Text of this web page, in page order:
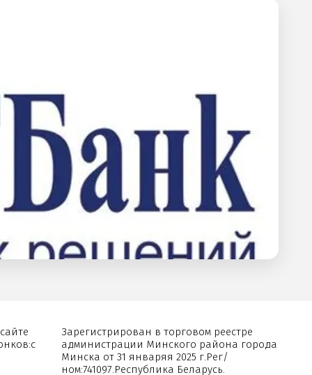
Зарегистрирован в торговом реестре
администрации Минского района города
Минска от 31 январяя 2025 г.Рег/
ном:741097.Республика Беларусь.